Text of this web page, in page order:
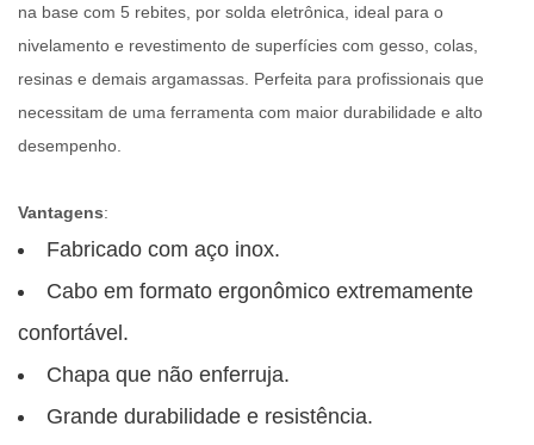
na base com 5 rebites, por solda eletrônica, ideal para o
nivelamento e revestimento de superfícies com gesso, colas,
resinas e demais argamassas. Perfeita para profissionais que
necessitam de uma ferramenta com maior durabilidade e alto
desempenho.
Vantagens:
Fabricado com aço inox.
Cabo em formato ergonômico extremamente
confortável.
Chapa que não enferruja.
Grande durabilidade e resistência.